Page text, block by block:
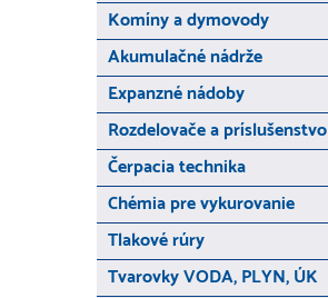
Komíny a dymovody
Akumulačné nádrže
Expanzné nádoby
Rozdelovače a príslušenstvo
Čerpacia technika
Chémia pre vykurovanie
Tlakové rúry
Tvarovky VODA, PLYN, ÚK